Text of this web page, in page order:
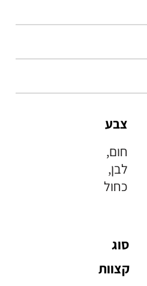
צבע
חום,
לבן,
כחול
סוג
קצוות